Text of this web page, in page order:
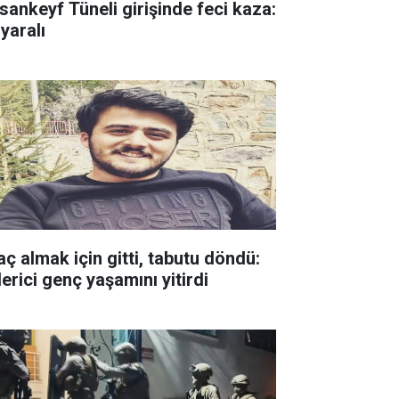
Tüneli girişinde feci kaza:
almak için gitti, tabutu döndü:
genç yaşamını yitirdi